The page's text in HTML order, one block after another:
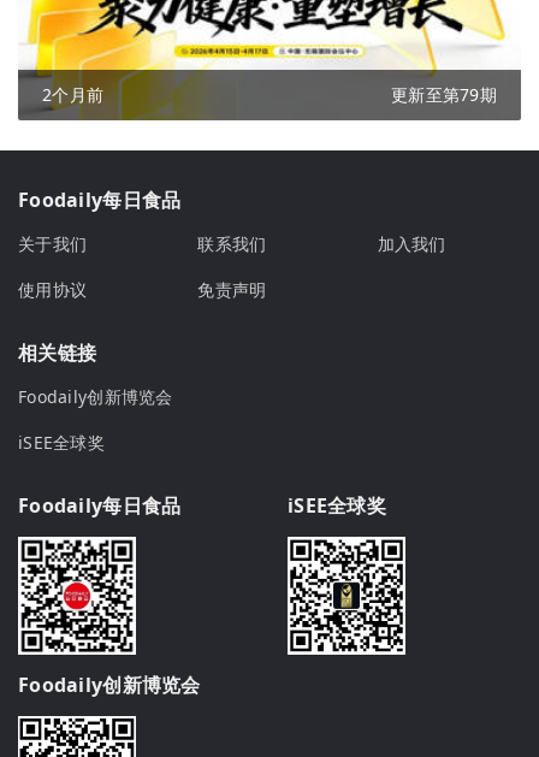
2个月前 更新至第79期
Foodaily每日食品
关于我们 联系我们
加入我们
使用协议
免责声明
相关链接
Foodaily创新博览会
iSEE全球奖
Foodaily每日食品 iSEE全球奖
Foodaily创新博览会